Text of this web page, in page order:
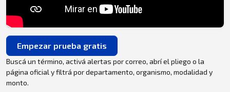
Empezar prueba gratis
Buscá un término, activá alertas por correo, abrí el pliego o la
página oficial y filtrá por departamento, organismo, modalidad y
monto.